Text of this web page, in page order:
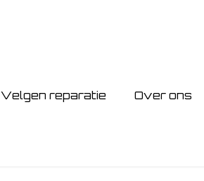
Velgen reparatie Over ons